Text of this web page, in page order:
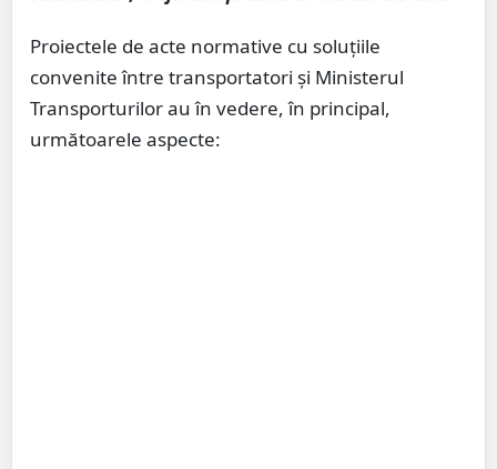
Proiectele de acte normative cu soluțiile
convenite între transportatori și Ministerul
Transporturilor au în vedere, în principal,
următoarele aspecte: